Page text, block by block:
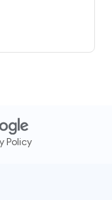
Policy